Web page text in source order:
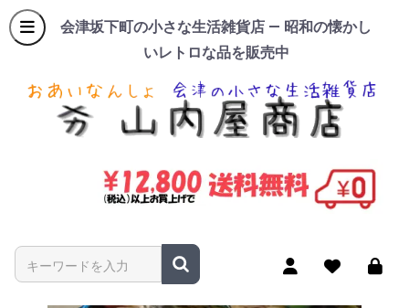
会津坂下町の小さな生活雑貨店 — 昭和の懐かし
いレトロな品を販売中
商品名やキーワードを入力